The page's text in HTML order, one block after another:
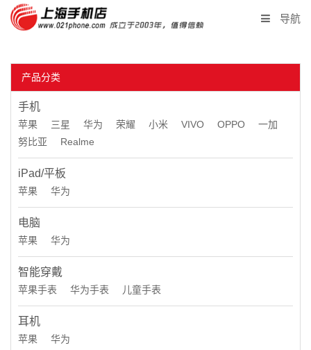
导航
二手回收
同城闪送
企业采购
联系我们
产品分类
手机
苹果 三星 华为 荣耀 小米 VIVO OPPO
一加
努比亚
Realme
iPad/平板
苹果 华为
电脑
苹果 华为
智能穿戴
苹果手表 华为手表 儿童手表
耳机
苹果 华为